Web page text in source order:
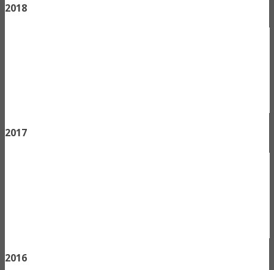
2018
2017
2016